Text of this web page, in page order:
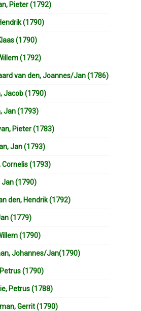
Pieter (1792)
(1790)
(1790)
(1792)
van den, Joannes/Jan (1786)
Jacob (1790)
Jan (1793)
Pieter (1783)
Jan (1793)
Cornelis (1793)
Jan (1790)
den, Hendrik (1792)
(1779)
(1790)
Johannes/Jan(1790)
(1790)
Petrus (1788)
Gerrit (1790)